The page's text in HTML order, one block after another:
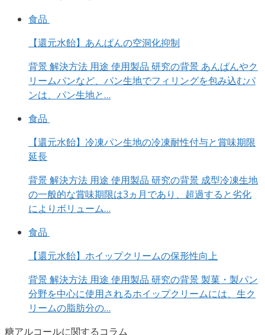
食品
【還元水飴】あんぱんの空洞化抑制
背景 解決方法 用途 使用製品 研究の背景 あんぱんやク
リームパンなど、パン生地でフィリングを包み込むパ
ンは、パン生地と…
食品
【還元水飴】冷凍パン生地の冷凍耐性付与と賞味期限
延長
背景 解決方法 用途 使用製品 研究の背景 成型冷凍生地
の一般的な賞味期限は3ヵ月であり、超過すると劣化
によりボリューム…
食品
【還元水飴】ホイップクリームの保形性向上
背景 解決方法 用途 使用製品 研究の背景 製菓・製パン
分野を中心に使用されるホイップクリームには、生ク
リームの脂肪分の…
糖アルコールに関するコラム